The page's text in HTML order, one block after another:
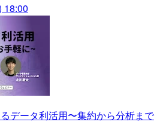
18:00
データ利活用〜集約から分析まで